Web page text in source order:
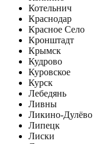
Котельнич
Краснодар
Красное Село
Кронштадт
Крымск
Кудрово
Куровское
Курск
Лебедянь
Ливны
Ликино-Дулёво
Липецк
Лиски